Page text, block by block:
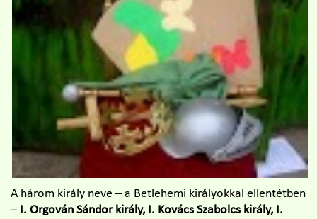
A három király neve – a Betlehemi királyokkal ellentétben
– I. Orgován Sándor király, I. Kovács Szabolcs király, I.